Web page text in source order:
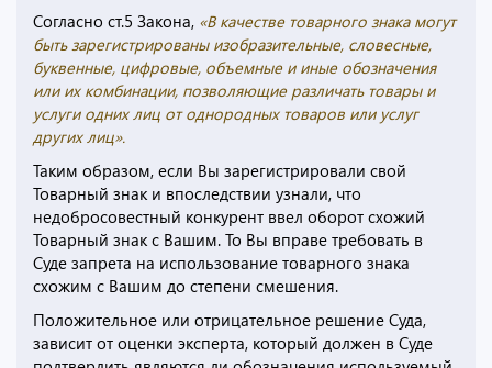
Согласно ст.5 Закона, «В качестве товарного знака могут
быть зарегистрированы изобразительные, словесные,
буквенные, цифровые, объемные и иные обозначения
или их комбинации, позволяющие различать товары и
услуги одних лиц от однородных товаров или услуг
других лиц».
Таким образом, если Вы зарегистрировали свой
Товарный знак и впоследствии узнали, что
недобросовестный конкурент ввел оборот схожий
Товарный знак с Вашим. То Вы вправе требовать в
Суде запрета на использование товарного знака
схожим с Вашим до степени смешения.
Положительное или отрицательное решение Суда,
зависит от оценки эксперта, который должен в Суде